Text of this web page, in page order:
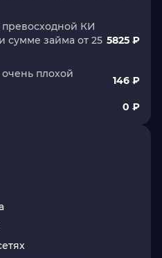
превосходной КИ
сумме займа от 25 5825 ₽
плохой
146 ₽
0 ₽